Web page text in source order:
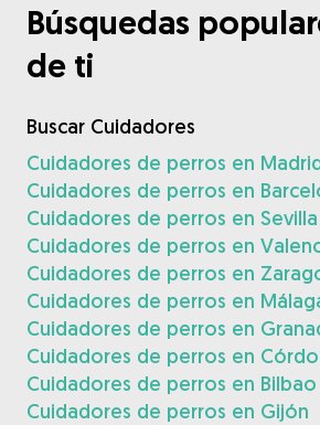
Búsquedas
de ti
Buscar Cuidadores
Cuidadores de perros en
Cuidadores de perros en
Cuidadores de perros en Sevilla
Cuidadores de perros en
Cuidadores de perros en
Cuidadores de perros en
Cuidadores de perros en
Cuidadores de perros en
Cuidadores de perros en Bilbao
Cuidadores de perros en Gijón